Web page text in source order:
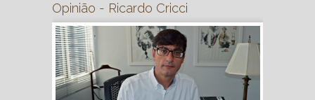
Opinião - Ricardo Cricci